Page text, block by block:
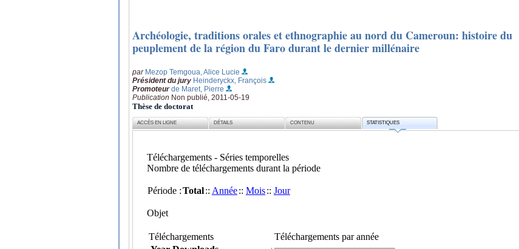
Archéologie, traditions orales et ethnographie au nord du Cameroun: histoire du
peuplement de la région du Faro durant le dernier millénaire
par Mezop Temgoua, Alice Lucie
Président du jury Heinderyckx, François
Promoteur de Maret, Pierre
Publication Non publié, 2011-05-19
Thèse de doctorat
ACCÈS EN LIGNE DÉTAILS CONTENU STATISTIQUES